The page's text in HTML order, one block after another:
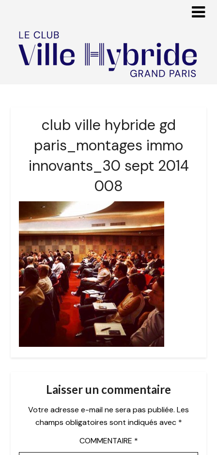
club ville hybride gd
paris_montages immo
innovants_30 sept 2014
008
Laisser un commentaire
Votre adresse e-mail ne sera pas publiée. Les
champs obligatoires sont indiqués avec *
COMMENTAIRE *